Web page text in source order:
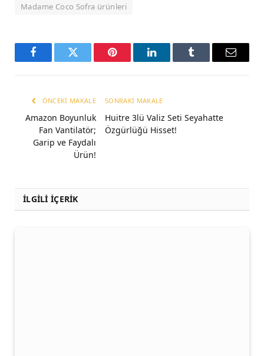
Madame Coco Sofra ürünleri
FacebookTwitter Pinterest LinkedInTumblr Email
ÖNCEKI MAKALE
Amazon Boyunluk
Fan Vantilatör;
Garip ve Faydalı
Ürün!
SONRAKI MAKALE
Huitre 3lü Valiz Seti Seyahatte
Özgürlüğü Hisset!
İLGİLİ İÇERİK